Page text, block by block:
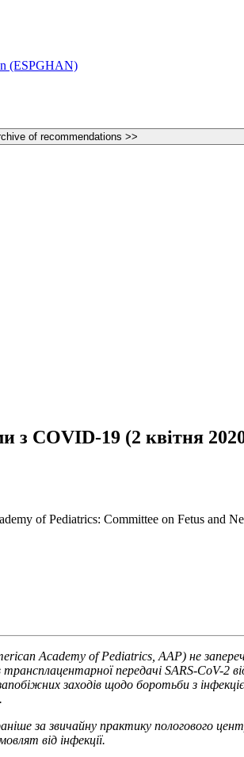
(ESPGHAN)
COVID‑19 (2 квітня
of Pediatrics: Committee on Fetus and
Academy of Pediatrics, ААР) не
передачі SARS-CoV-
заходів щодо боротьби з
за звичайну практику пологового
від інфекції.